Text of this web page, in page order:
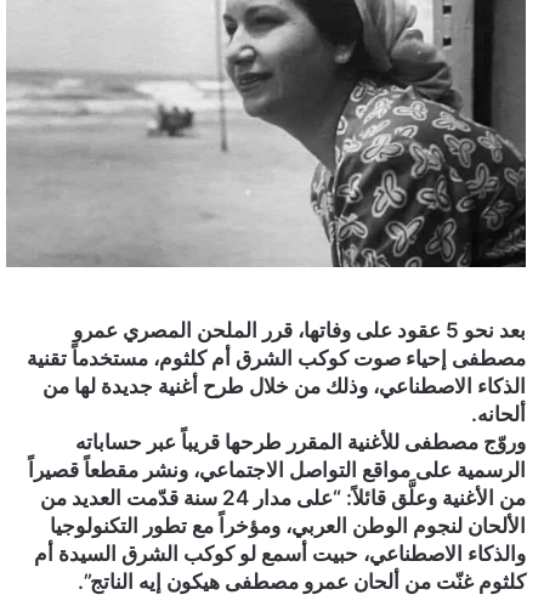
ب
ر
ي
د
ا
إ
ل
ك
ت
ن
بعد نحو 5 عقود على وفاتها، قرر الملحن المصري عمرو
مصطفى إحياء صوت كوكب الشرق أم كلثوم، مستخدماً تقنية
الذكاء الاصطناعي، وذلك من خلال طرح أغنية جديدة لها من
ألحانه.
وروّج مصطفى للأغنية المقرر طرحها قريباً عبر حساباته
الرسمية على مواقع التواصل الاجتماعي، ونشر مقطعاً قصيراً
من الأغنية وعلَّق قائلاً: “على مدار 24 سنة قدّمت العديد من
الألحان لنجوم الوطن العربي، ومؤخراً مع تطور التكنولوجيا
والذكاء الاصطناعي، حبيت أسمع لو كوكب الشرق السيدة أم
كلثوم غنّت من ألحان عمرو مصطفى هيكون إيه الناتج”.